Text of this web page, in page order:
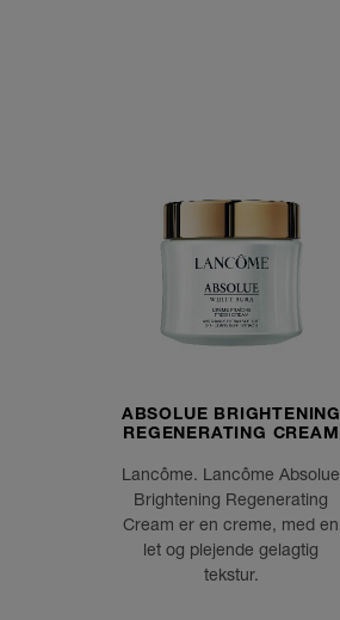
ABSOLUE BRIGHTENING
REGENERATING CREAM
Lancôme. Lancôme Absolue
Brightening Regenerating
Cream er en creme, med en
let og plejende gelagtig
tekstur.